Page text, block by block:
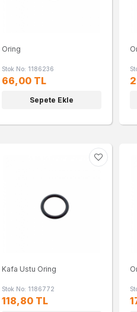
Oring
Stok No: 1186236
66,00 TL
Sepete Ekle
Kafa Ustu Oring
Stok No: 1186772
118,80 TL